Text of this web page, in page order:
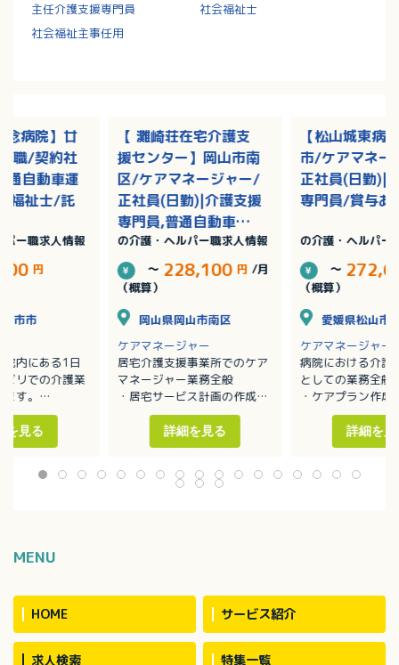
主任介護支援専門員
社会福祉士
社会福祉主事任用
【 灘崎荘在宅介護支
援センター】岡山市南
区/ケアマネージャー/
正社員(日勤)|介護支援
専門員,普通自動車運
転免許/残業なし
の介護・ヘルパー職求人情報
～ 228,100 円 /月
（概算）
岡山県岡山市南区
ケアマネージャー
居宅介護支援事業所でのケア
マネージャー業務全般
・居宅サービス計画の作成
・利用者の実態把握
・担当者会議の開催
・適切な居宅介護サービス提
詳細を見る
【松山城東病
市/ケアマネー
正社員(日勤)|
専門員/賞与あ
の介護・ヘルパー
～
（概算）
愛媛県松山市
ケアマネージャー
病院における介護
としての業務全般
・ケアプラン作成
・モニタリング業
・介護保険の申
詳細を見
念病院】廿
職/契約社
通自動車運
福祉士/託
ー職求人情報
円
市市
内にある1日
リでの介護業
す。
い業務
排泄・入浴介
を見る
MENU
HOME サービス紹介
求人検索 特集一覧